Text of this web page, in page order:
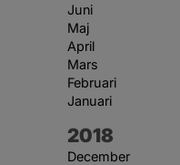
Juni
Maj
April
Mars
Februari
Januari
År:
2018
December